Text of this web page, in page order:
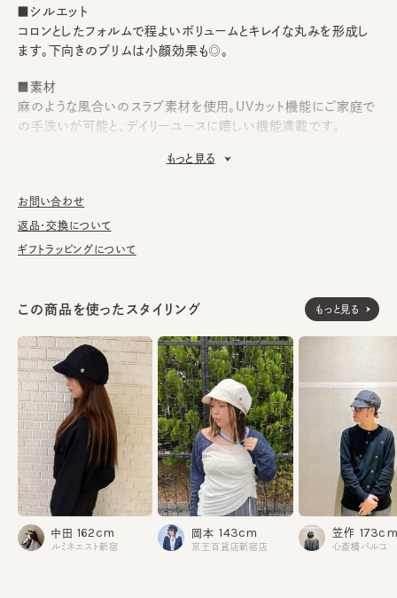
■シルエット
コロンとしたフォルムで程よいボリュームとキレイな丸みを形成し
ます。下向きのブリムは小顔効果も◎。
■素材
麻のような風合いのスラブ素材を使用。UVカット機能にご家庭で
の手洗いが可能と、デイリーユースに嬉しい機能満載です。
濯の際は単独手洗いで洗濯後、形を整え陰干ししてください。
まっすぐ引き出してください。逆向きに引っ張るとスベリを破損する
※手洗いの際は付属のアテンションを必ずご参照ください。
素材
表地：ポリエステル100%
裏地：綿64% ポリエステル36%
生産国 made in JAPAN
もっと見る
お問い合わせ
返品・交換について
ギフトラッピングについて
この商品を使ったスタイリング もっと見る
中田 162cm
ルミネエスト新宿
岡本 143cm
京王百貨店新宿店
笠作 173cm
心斎橋パルコ